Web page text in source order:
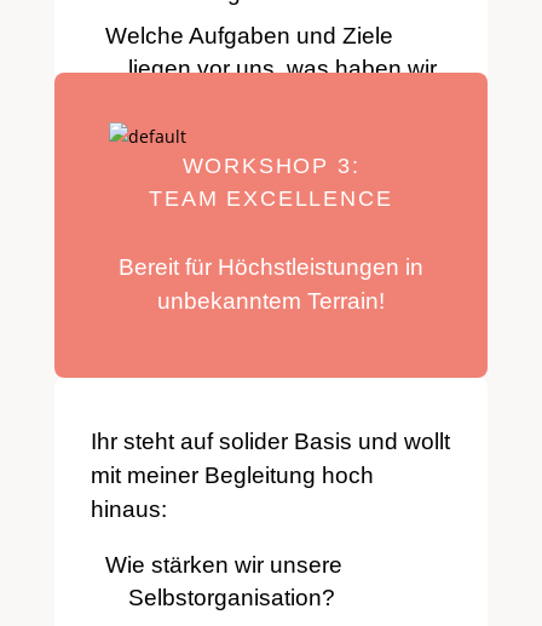
Welche Aufgaben und Ziele
liegen vor uns, was haben wir
Welche Tools sind hilfreich für
unsere Zusammenarbeit?
WORKSHOP 3:
TEAM EXCELLENCE
Bereit für Höchstleistungen in
unbekanntem Terrain!
Ihr steht auf solider Basis und wollt
mit meiner Begleitung hoch
hinaus:
Wie stärken wir unsere
Selbstorganisation?